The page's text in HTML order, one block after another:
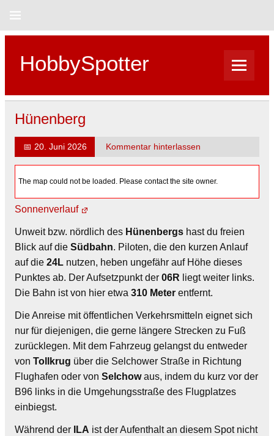
HobbySpotter
Hünenberg
📅 20. Juni 2026 Kommentar hinterlassen
The map could not be loaded. Please contact the site owner.
Sonnenverlauf
Unweit bzw. nördlich des Hünenbergs hast du freien
Blick auf die Südbahn. Piloten, die den kurzen Anlauf
auf die 24L nutzen, heben ungefähr auf Höhe dieses
Punktes ab. Der Aufsetzpunkt der 06R liegt weiter links.
Die Bahn ist von hier etwa 310 Meter entfernt.
Die Anreise mit öffentlichen Verkehrsmitteln eignet sich
nur für diejenigen, die gerne längere Strecken zu Fuß
zurücklegen. Mit dem Fahrzeug gelangst du entweder
von Tollkrug über die Selchower Straße in Richtung
Flughafen oder von Selchowaus, indem du kurz vor der
B96 links in die Umgehungsstraße des Flugplatzes
einbiegst.
Während der ILA ist der Aufenthalt an diesem Spot nicht